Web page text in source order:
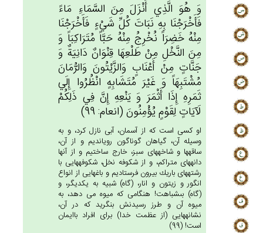
وَ هُوَ الَّذِي‌ أَنْزَل‌َ مِن‌َ السَّمَاءِ مَاءً
فَأَخْرَجْنَا بِه‌ِ نَبَات‌َ كُل‌ِّ شَي‌ْءٍ فَأَخْرَجْنَا
مِنْه‌ُ خَضِرَاً نُخْرِج‌ُ مِنْه‌ُ حَبَّاً مُتَرَاكِبَاً وَ
مِن‌َ النَّخْل‌ِ مِنْ‌ طَلْعِهَا قِنْوَان‌ٌ دَانِيَة‌ٌ وَ
جَنَّات‌ٍ مِنْ‌ أَعْنَاب‌ٍ وَالزَّيْتُون‌َ وَالرُّمَان‌َ
مُشْتَبِهَاً وَ غَيْرَ مُتَشَابِه‌ٍ انْظُرُوا إِلَي‌
ثَمَرِه‌ِ إِذَا أَثْمَرَ وَ يَنْعِه‌ِ إِن‌َّ فِي‌ ذَلِكُم‌ْ
لَآيَات‌ٍ لِقَوْم‌ٍ يُؤْمِنُون‌َ (انعام: 99)
او كسى است كه از آسمان، آبى نازل كرد، و به
وسيله آن، گياهان گوناگون رويانديم و از آن،
ساقه‏ها و شاخه‏هاى سبز، خارج ساختيم و از آنها
دانه‏هاى متراكم، و از شكوفه نخل، شكوفه‏هايى با
رشته‏هاى باريك بيرون فرستاديم و باغهايى از انواع
انگور و زيتون و انار، (گاه) شبيه به يكديگر، و
(گاه) بى‏شباهت! هنگامى كه ميوه مى دهد، به
ميوه آن و طرز رسيدنش بنگريد كه در آن،
نشانه‏هايى (از عظمت خدا) براى افراد باايمان
است! (99)